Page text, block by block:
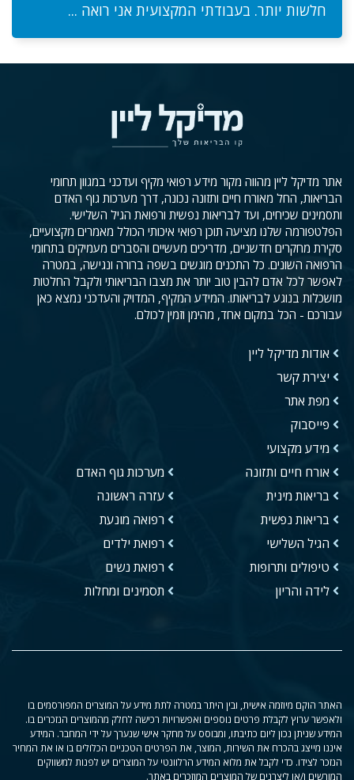
חלשות יותר. בעבודתי המקצועית אני רואה ...
אתר מדיקל ליין מהווה מקור מידע רפואי מקיף ועדכני במגוון תחומי
הבריאות, החל מאורח חיים ותזונה נכונה, דרך מערכות גוף האדם
ותסמינים שכיחים, ועד לבריאות נפשית ורפואת הגיל השלישי.
הפלטפורמה שלנו מציעה תוכן רפואי איכותי הכולל מאמרים מקצועיים,
סקירת מחקרים חדשניים, מדריכים מעשיים והסברים מעמיקים בתחומי
הרפואה השונים. כל התכנים מוגשים בשפה ברורה ונגישה, במטרה
לאפשר לכל אדם להבין טוב יותר את מצבו הבריאותי ולקבל החלטות
מושכלות בנוגע לבריאותו. המידע המקיף, המדויק והעדכני נמצא כאן
עבורכם - הכל במקום אחד, מהימן וזמין לכולם.
אודות מדיקל ליין
יצירת קשר
מפת אתר
פייסבוק
מידע מקצועי
אורח חיים ותזונה
בריאות מינית
בריאות נפשית
הגיל השלישי
טיפולים ותרופות
לידה והריון
מערכות גוף האדם
עזרה ראשונה
רפואה מונעת
רפואת ילדים
רפואת נשים
תסמינים ומחלות
האתר הוקם מיוזמה אישית, ובין היתר במטרה לתת מידע על המוצרים המפורסמים בו
ולאפשר ערוץ לקבלת פרטים נוספים ואפשרויות רכישה לחלק מהמוצרים הנזכרים בו.
המידע שניתן נכון ליום כתיבתו, ומבוסס על מחקר אישי שנערך על ידי המחבר. המידע
איננו מייצג בהכרח את השירות, המוצר, את הפרטים הטכניים הכלולים בו או את המחיר
הנזכר לצידו. כדי לקבל את מלוא המידע הרלוונטי על המוצרים יש לפנות למשווקים
המורשים ו/או ליצרנים של המוצרים המוזכרים באתר.